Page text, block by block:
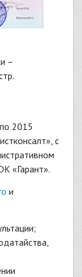
–
2015
с
«Гарант».
и